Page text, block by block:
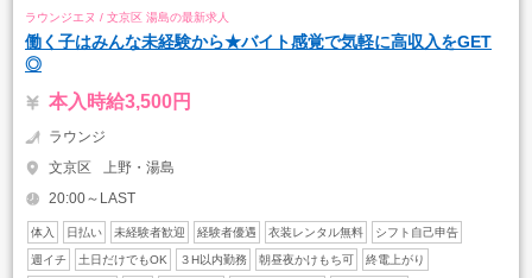
ラウンジエヌ / 文京区 湯島の最新求人
働く子はみんな未経験から★バイト感覚で気軽に高収入をGET
◎
本入時給3,500円
ラウンジ
文京区
上野・湯島
20:00～LAST
体入 日払い 未経験者歓迎 経験者優遇 衣装レンタル無料 シフト自己申告
週イチ 土日だけでもOK ３H以内勤務 朝昼夜かけもち可 終電上がり